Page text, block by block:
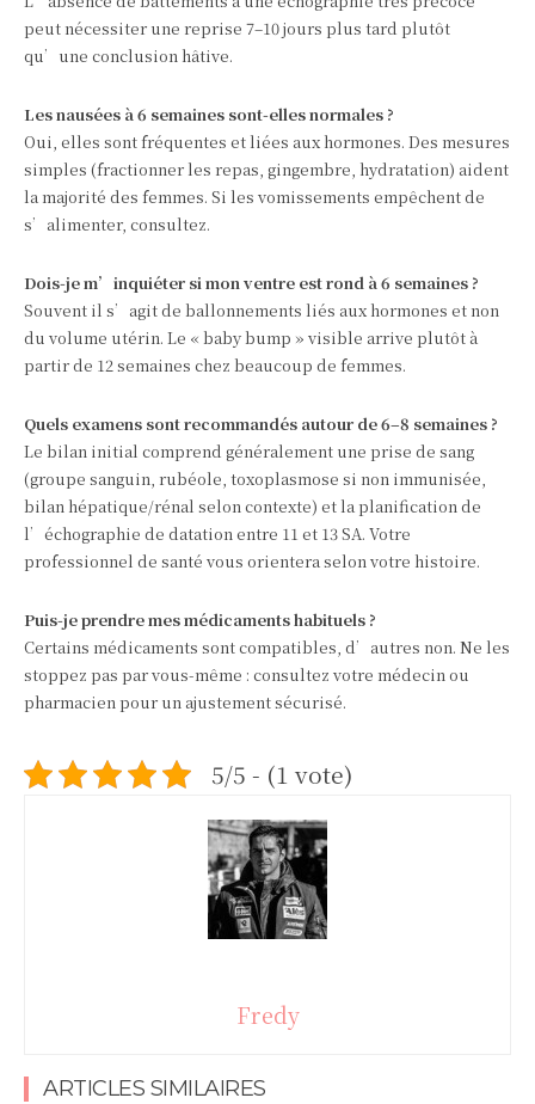
peut nécessiter une reprise 7–10 jours plus tard plutôt
qu’une conclusion hâtive.
Les nausées à 6 semaines sont‑elles normales ?
Oui, elles sont fréquentes et liées aux hormones. Des mesures
simples (fractionner les repas, gingembre, hydratation) aident
la majorité des femmes. Si les vomissements empêchent de
s’alimenter, consultez.
Dois‑je m’inquiéter si mon ventre est rond à 6 semaines ?
Souvent il s’agit de ballonnements liés aux hormones et non
du volume utérin. Le « baby bump » visible arrive plutôt à
partir de 12 semaines chez beaucoup de femmes.
Quels examens sont recommandés autour de 6–8 semaines ?
Le bilan initial comprend généralement une prise de sang
(groupe sanguin, rubéole, toxoplasmose si non immunisée,
bilan hépatique/rénal selon contexte) et la planification de
l’échographie de datation entre 11 et 13 SA. Votre
professionnel de santé vous orientera selon votre histoire.
Puis‑je prendre mes médicaments habituels ?
Certains médicaments sont compatibles, d’autres non. Ne les
stoppez pas par vous‑même : consultez votre médecin ou
pharmacien pour un ajustement sécurisé.
5/5 - (1 vote)
Fredy
ARTICLES SIMILAIRES